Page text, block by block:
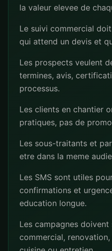
la valeur elevee de
Le suivi commercial
qui attend un devis et
Les prospects veulent
termines, avis,
processus.
Les clients en chantier
pratiques, pas de
Les sous-traitants et
etre dans la meme
Les SMS sont utiles
confirmations et
education longue.
Les campagnes
commercial,